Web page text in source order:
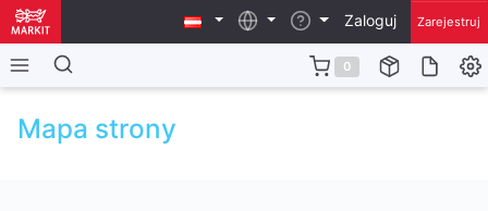
Zaloguj Zarejestruj
0
Mapa strony